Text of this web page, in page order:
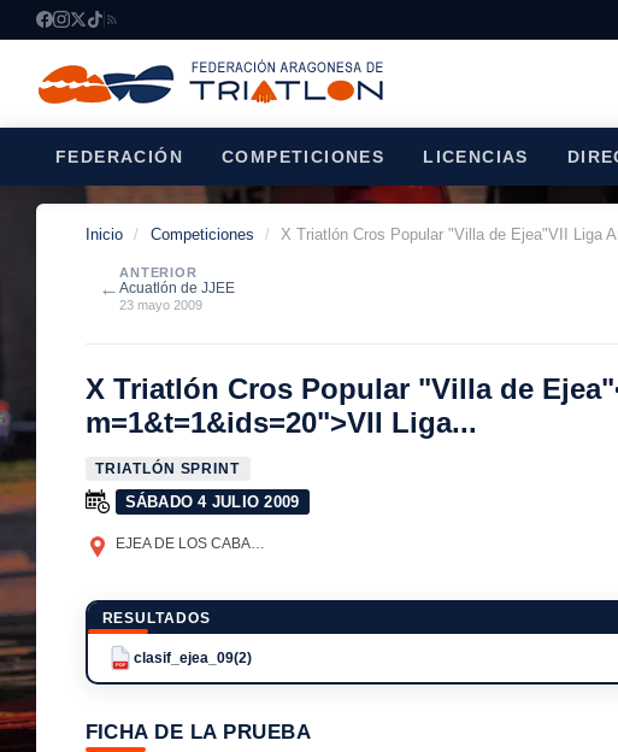
FEDERACIÓN COMPETICIONES LICENCIAS
Inicio / Competiciones / X Triatlón Cros Popular "Villa de Ejea"VII Liga
←
ANTERIOR
Acuatlón de JJEE
23 mayo 2009
X Triatlón Cros Popular "Villa de
m=1&t=1&ids=20">VII Liga...
TRIATLÓN SPRINT
SÁBADO 4 JULIO 2009
EJEA DE LOS CABALLEROS
RESULTADOS
PDF clasif_ejea_09(2)
FICHA DE LA PRUEBA